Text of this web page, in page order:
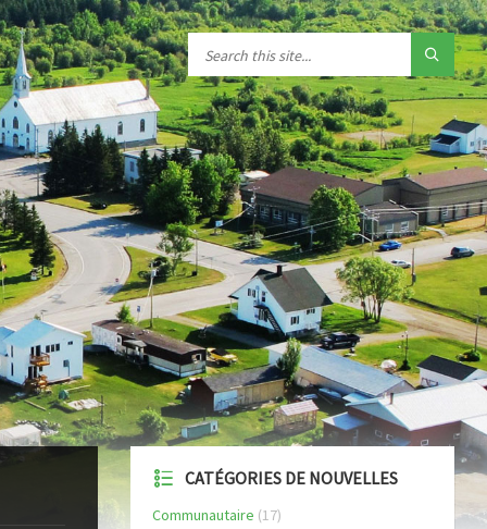
CATÉGORIES DE NOUVELLES
Communautaire (17)